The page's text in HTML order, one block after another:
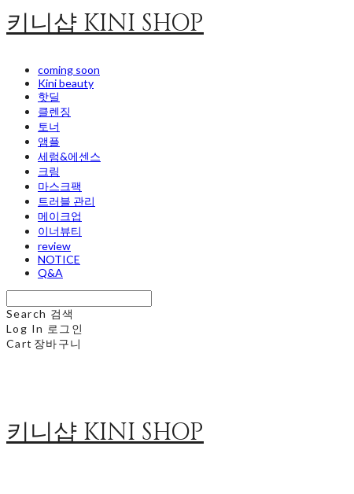
키니샵 KINI SHOP
coming soon
Kini beauty
핫딜
클렌징
토너
앰플
세럼&에센스
크림
마스크팩
트러블 관리
메이크업
이너뷰티
review
NOTICE
Q&A
Search 검색
Log In 로그인
Cart 장바구니
키니샵 KINI SHOP